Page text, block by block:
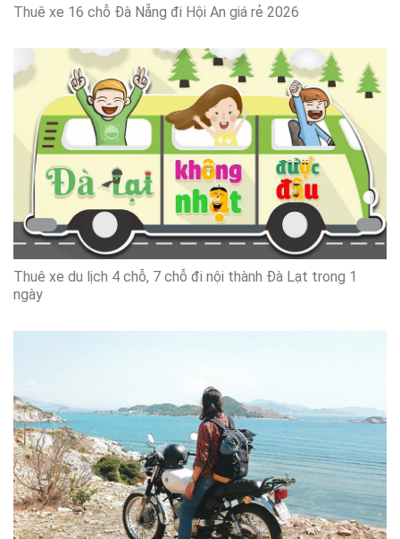
Thuê xe 16 chỗ Đà Nẵng đi Hội An giá rẻ 2026
Thuê xe du lịch 4 chỗ, 7 chỗ đi nội thành Đà Lạt trong 1
ngày